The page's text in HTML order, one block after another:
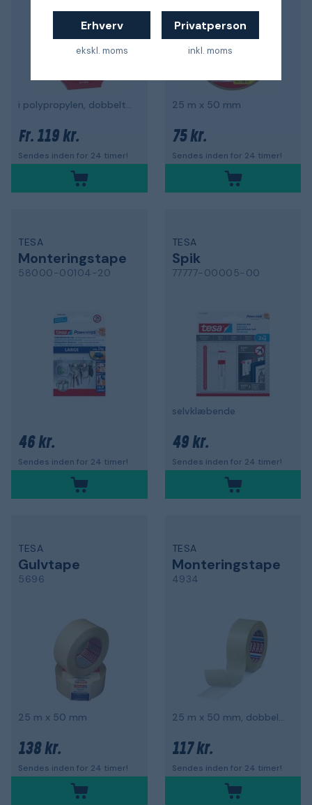
Erhverv
ekskl. moms
Privatperson
inkl. moms
i polypropylen, dobbeltsidet
Fr. 119 kr.
Sendes inden for 24 timer!
25 m x 50 mm
75 kr.
Sendes inden for 24 timer!
TESA
Monteringstape
58000-00104-20
46 kr.
Sendes inden for 24 timer!
TESA
Spik
77777-00005-00
selvklæbende
49 kr.
Sendes inden for 24 timer!
TESA
Gulvtape
5696
25 m x 50 mm
138 kr.
Sendes inden for 24 timer!
TESA
Monteringstape
4934
25 m x 50 mm, dobbeltsidet, ikke udendørs
117 kr.
Sendes inden for 24 timer!